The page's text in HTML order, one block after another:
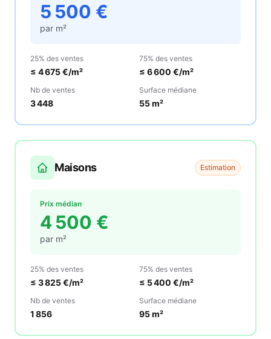
5 500 €
par m²
25% des ventes
≤ 4 675€/m²
75% des ventes
≤ 6 600 €/m²
Nb de ventes
3 448
Surface médiane
55m²
Maisons Estimation
Prix médian
4 500 €
par m²
25% des ventes
≤ 3 825€/m²
75% des ventes
≤ 5 400 €/m²
Nb de ventes
1 856
Surface médiane
95m²